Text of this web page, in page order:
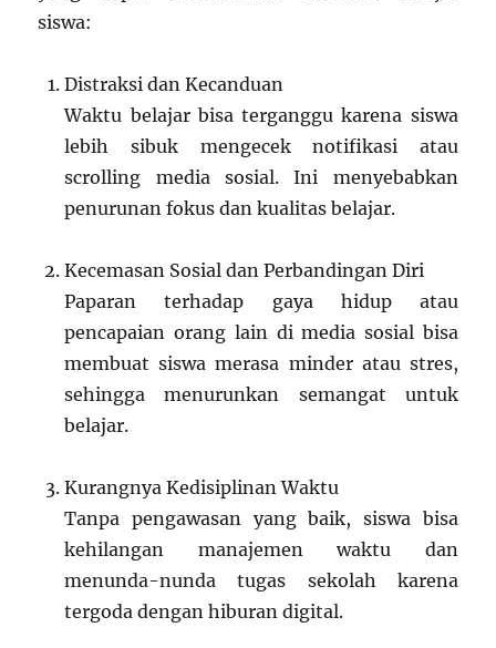
siswa:
Distraksi dan Kecanduan
Waktu belajar bisa terganggu karena siswa
lebih sibuk mengecek notifikasi atau
scrolling media sosial. Ini menyebabkan
penurunan fokus dan kualitas belajar.
Kecemasan Sosial dan Perbandingan Diri
Paparan terhadap gaya hidup atau
pencapaian orang lain di media sosial bisa
membuat siswa merasa minder atau stres,
sehingga menurunkan semangat untuk
belajar.
Kurangnya Kedisiplinan Waktu
Tanpa pengawasan yang baik, siswa bisa
kehilangan manajemen waktu dan
menunda-nunda tugas sekolah karena
tergoda dengan hiburan digital.